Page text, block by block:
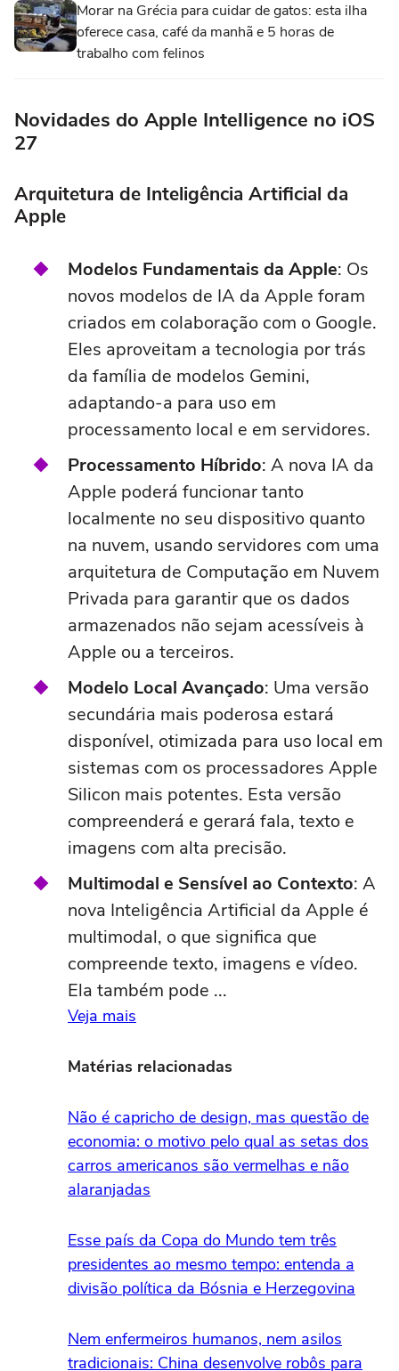
Morar na Grécia para cuidar de gatos: esta ilha
oferece casa, café da manhã e 5 horas de
trabalho com felinos
Novidades do Apple Intelligence no iOS
27
Arquitetura de Inteligência Artificial da
Apple
Modelos Fundamentais da Apple: Os
novos modelos de IA da Apple foram
criados em colaboração com o Google.
Eles aproveitam a tecnologia por trás
da família de modelos Gemini,
adaptando-a para uso em
processamento local e em servidores.
Processamento Híbrido: A nova IA da
Apple poderá funcionar tanto
localmente no seu dispositivo quanto
na nuvem, usando servidores com uma
arquitetura de Computação em Nuvem
Privada para garantir que os dados
armazenados não sejam acessíveis à
Apple ou a terceiros.
Modelo Local Avançado: Uma versão
secundária mais poderosa estará
disponível, otimizada para uso local em
sistemas com os processadores Apple
Silicon mais potentes. Esta versão
compreenderá e gerará fala, texto e
imagens com alta precisão.
Multimodal e Sensível ao Contexto: A
nova Inteligência Artificial da Apple é
multimodal, o que significa que
compreende texto, imagens e vídeo.
Ela também pode ...
Veja mais
Matérias relacionadas
Não é capricho de design, mas questão de
economia: o motivo pelo qual as setas dos
carros americanos são vermelhas e não
alaranjadas
Esse país da Copa do Mundo tem três
presidentes ao mesmo tempo: entenda a
divisão política da Bósnia e Herzegovina
Nem enfermeiros humanos, nem asilos
tradicionais: China desenvolve robôs para